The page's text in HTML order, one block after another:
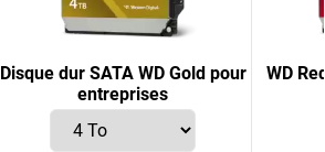
Disque dur SATA WD Gold pour
entreprises
WD